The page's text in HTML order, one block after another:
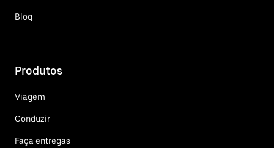
Blog
Produtos
Viagem
Conduzir
Faça entregas